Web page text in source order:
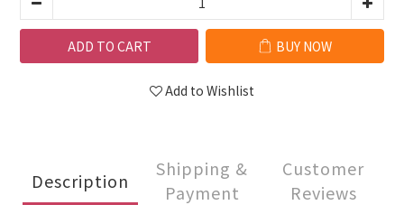
ADD TO CART BUY NOW
Add to Wishlist
Description
Shipping &
Payment
Customer
Reviews